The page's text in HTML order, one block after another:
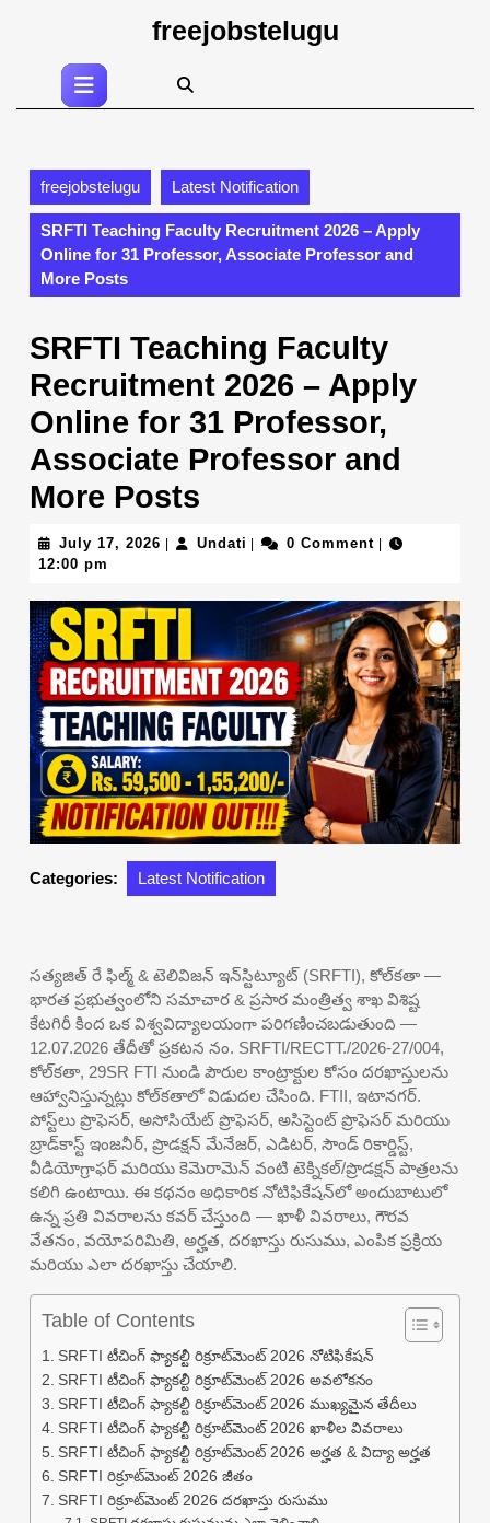
to
freejobstelugu
Open
Button
freejobstelugu Latest Notification
SRFTI Teaching Faculty Recruitment 2026 – Apply
Online for 31 Professor, Associate Professor and
More Posts
SRFTI Teaching Faculty
Recruitment 2026 – Apply
Online for 31 Professor,
Associate Professor and
More Posts
July 17, 2026 July Undati Undati0 Comment
12:00 pm
Categories: Latest Notification
సత్యజిత్ రే ఫిల్మ్ & టెలివిజన్ ఇన్‌స్టిట్యూట్ (SRFTI), కోల్‌కతా —
భారత ప్రభుత్వంలోని సమాచార & ప్రసార మంత్రిత్వ శాఖ విశిష్ట
కేటగిరీ కింద ఒక విశ్వవిద్యాలయంగా పరిగణించబడుతుంది —
12.07.2026 తేదీతో ప్రకటన నం. SRFTI/RECTT./2026-27/004,
కోల్‌కతా, 29SR FTI నుండి పౌరుల కాంట్రాక్టుల కోసం దరఖాస్తులను
ఆహ్వానిస్తున్నట్లు కోల్‌కతాలో విడుదల చేసింది. FTII, ఇటానగర్.
పోస్ట్‌లు ప్రొఫెసర్, అసోసియేట్ ప్రొఫెసర్, అసిస్టెంట్ ప్రొఫెసర్ మరియు
బ్రాడ్‌కాస్ట్ ఇంజనీర్, ప్రొడక్షన్ మేనేజర్, ఎడిటర్, సౌండ్ రికార్డిస్ట్,
వీడియోగ్రాఫర్ మరియు కెమెరామెన్ వంటి టెక్నికల్/ప్రొడక్షన్ పాత్రలను
కలిగి ఉంటాయి. ఈ కథనం అధికారిక నోటిఫికేషన్‌లో అందుబాటులో
ఉన్న ప్రతి వివరాలను కవర్ చేస్తుంది — ఖాళీ వివరాలు, గౌరవ
వేతనం, వయోపరిమితి, అర్హత, దరఖాస్తు రుసుము, ఎంపిక ప్రక్రియ
మరియు ఎలా దరఖాస్తు చేయాలి.
Table of Contents
SRFTI టీచింగ్ ఫ్యాకల్టీ రిక్రూట్‌మెంట్ 2026 నోటిఫికేషన్
SRFTI టీచింగ్ ఫ్యాకల్టీ రిక్రూట్‌మెంట్ 2026 అవలోకనం
SRFTI టీచింగ్ ఫ్యాకల్టీ రిక్రూట్‌మెంట్ 2026 ముఖ్యమైన తేదీలు
SRFTI టీచింగ్ ఫ్యాకల్టీ రిక్రూట్‌మెంట్ 2026 ఖాళీల వివరాలు
SRFTI టీచింగ్ ఫ్యాకల్టీ రిక్రూట్‌మెంట్ 2026 అర్హత & విద్యా అర్హత
SRFTI రిక్రూట్‌మెంట్ 2026 జీతం
SRFTI రిక్రూట్‌మెంట్ 2026 దరఖాస్తు రుసుము